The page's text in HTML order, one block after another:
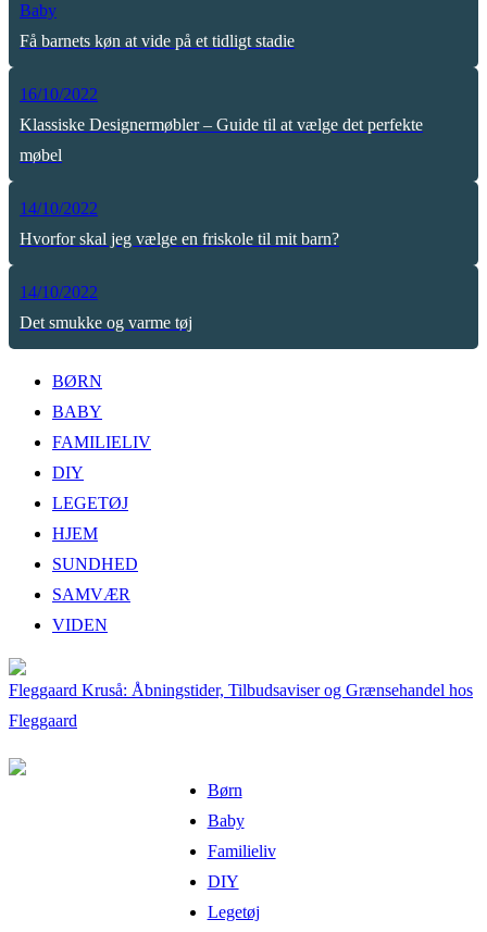
Baby
Få barnets køn at vide på et tidligt stadie
16/10/2022
Klassiske Designermøbler – Guide til at vælge det perfekte
møbel
14/10/2022
Hvorfor skal jeg vælge en friskole til mit barn?
14/10/2022
Det smukke og varme tøj
BØRN
BABY
FAMILIELIV
DIY
LEGETØJ
HJEM
SUNDHED
SAMVÆR
VIDEN
Fleggaard Kruså: Åbningstider, Tilbudsaviser og Grænsehandel hos
Fleggaard
Børn
Baby
Familieliv
DIY
Legetøj